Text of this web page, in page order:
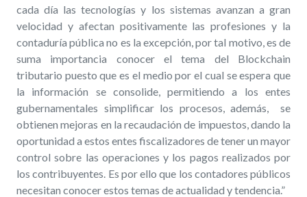
cada día las tecnologías y los sistemas avanzan a gran
velocidad y afectan positivamente las profesiones y la
contaduría pública no es la excepción, por tal motivo, es de
suma importancia conocer el tema del Blockchain
tributario puesto que es el medio por el cual se espera que
la información se consolide, permitiendo a los entes
gubernamentales simplificar los procesos, además, se
obtienen mejoras en la recaudación de impuestos, dando la
oportunidad a estos entes fiscalizadores de tener un mayor
control sobre las operaciones y los pagos realizados por
los contribuyentes. Es por ello que los contadores públicos
necesitan conocer estos temas de actualidad y tendencia.”